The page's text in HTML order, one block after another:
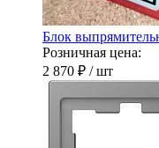
Блок
Розничная цена:
2 870 ₽ / шт